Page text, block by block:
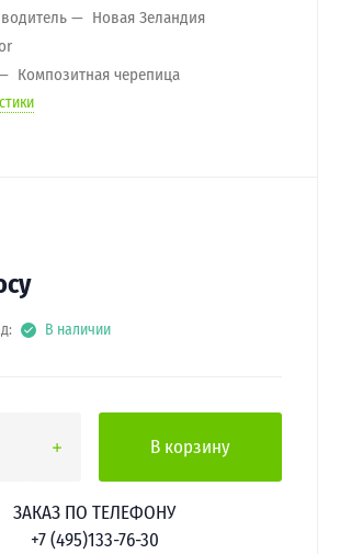
Новая Зеландия
Композитная черепица
В наличии
В корзину
ЗАКАЗ ПО ТЕЛЕФОНУ
+7 (495)133-76-30